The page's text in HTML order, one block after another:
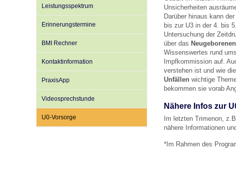
Impfsicherheit
Häufige Fragen
Recht auf Impfung
Vorsorge- und
Notdienste
Empfehlungen zum
Hörlexikon
Material zu den
Entwicklungskalender
Leistungsspektrum
Erinnerungstermine
BMI Rechner
Kontaktinformation
PraxisApp
Videosprechstunde
U0-Vorsorge
Unsicherheiten
Darüber hinaus kann
bis zur U3 in der 4. bis
Untersuchung der
über das
Wissenswertes rund ums
Impfkommission auf.
verstehen ist und wie
Unfällen wichtige
bekommen sie vorab
Nähere Infos zur
Im letzten Trimenon,
nähere Informationen
*Im Rahmen des